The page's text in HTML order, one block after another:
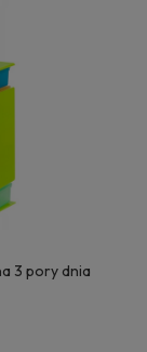
3 pory dnia